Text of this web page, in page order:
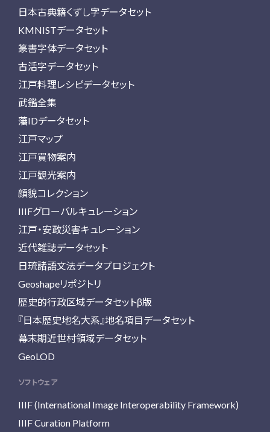
日本古典籍くずし字データセット
KMNISTデータセット
篆書字体データセット
古活字データセット
江戸料理レシピデータセット
武鑑全集
藩IDデータセット
江戸マップ
江戸買物案内
江戸観光案内
顔貌コレクション
IIIFグローバルキュレーション
江戸・安政災害キュレーション
近代雑誌データセット
日琉諸語文法データプロジェクト
Geoshapeリポジトリ
歴史的行政区域データセットβ版
『日本歴史地名大系』地名項目データセット
幕末期近世村領域データセット
GeoLOD
ソフトウェア
IIIF (International Image Interoperability Framework)
IIIF Curation Platform